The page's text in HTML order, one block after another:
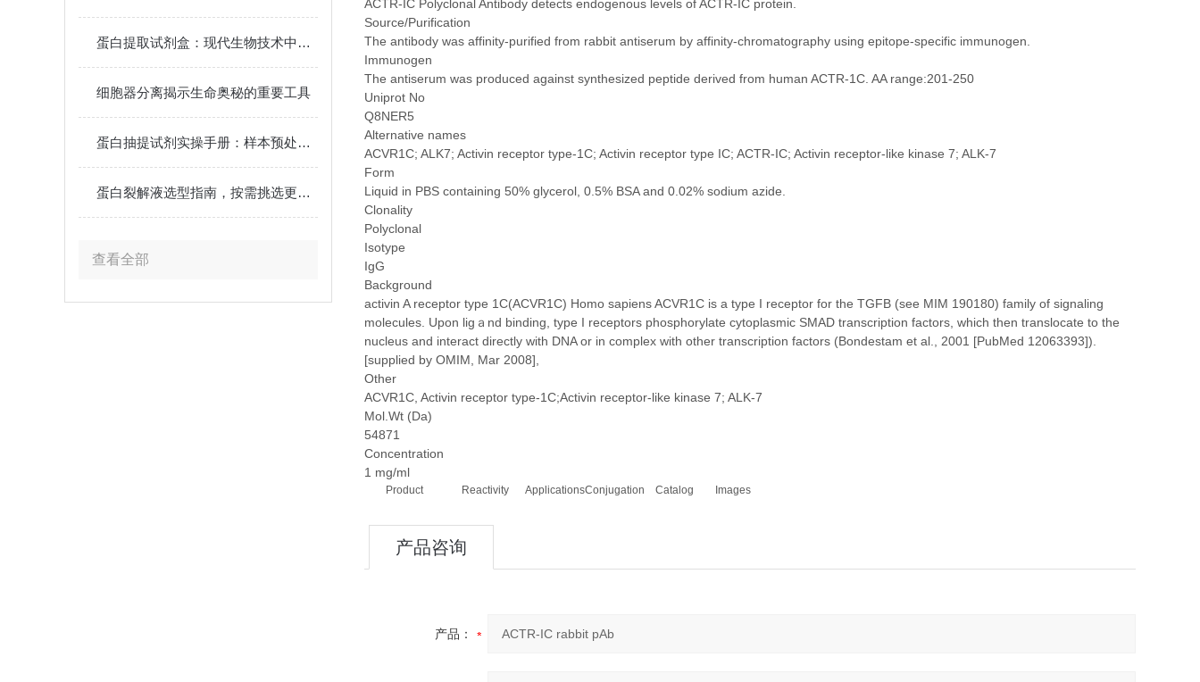
蛋白提取试剂盒：现代生物技术中的科研工具
细胞器分离揭示生命奥秘的重要工具
蛋白抽提试剂实操手册：样本预处理、试剂配比与抽提效率提升技巧
蛋白裂解液选型指南，按需挑选更适配实验需求
查看全部
ACTR-IC Polyclonal Antibody detects endogenous levels of ACTR-IC protein.
Source/Purification
The antibody was affinity-purified from rabbit antiserum by affinity-chromatography using epitope-specific immunogen.
Immunogen
The antiserum was produced against synthesized peptide derived from human ACTR-1C. AA range:201-250
Uniprot No
Q8NER5
Alternative names
ACVR1C; ALK7; Activin receptor type-1C; Activin receptor type IC; ACTR-IC; Activin receptor-like kinase 7; ALK-7
Form
Liquid in PBS containing 50% glycerol, 0.5% BSA and 0.02% sodium azide.
Clonality
Polyclonal
Isotype
IgG
Background
activin A receptor type 1C(ACVR1C) Homo sapiens ACVR1C is a type I receptor for the TGFB (see MIM 190180) family of signaling
molecules. Upon ligａnd binding, type I receptors phosphorylate cytoplasmic SMAD transcription factors, which then translocate to the
nucleus and interact directly with DNA or in complex with other transcription factors (Bondestam et al., 2001 [PubMed 12063393]).
[supplied by OMIM, Mar 2008],
Other
ACVR1C, Activin receptor type-1C;Activin receptor-like kinase 7; ALK-7
Mol.Wt (Da)
54871
Concentration
1 mg/ml
Product Reactivity ApplicationsConjugation Catalog Images
产品咨询
产品：